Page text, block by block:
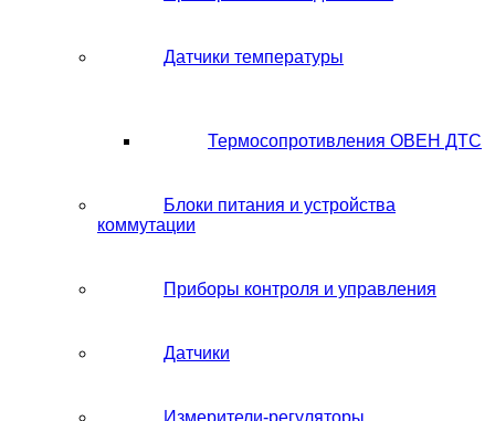
Датчики температуры
Термосопротивления ОВЕН ДТС
Блоки питания и устройства
коммутации
Приборы контроля и управления
Датчики
Измерители-регуляторы